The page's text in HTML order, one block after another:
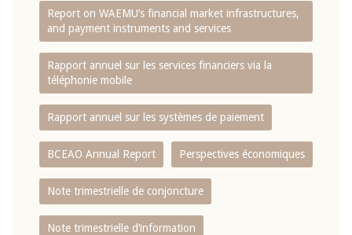
Report on WAEMU’s financial market infrastructures,
and payment instruments and services
Rapport annuel sur les services financiers via la
téléphonie mobile
Rapport annuel sur les systèmes de paiement
BCEAO Annual Report Perspectives économiques
Note trimestrielle de conjoncture
Note trimestrielle d‘information